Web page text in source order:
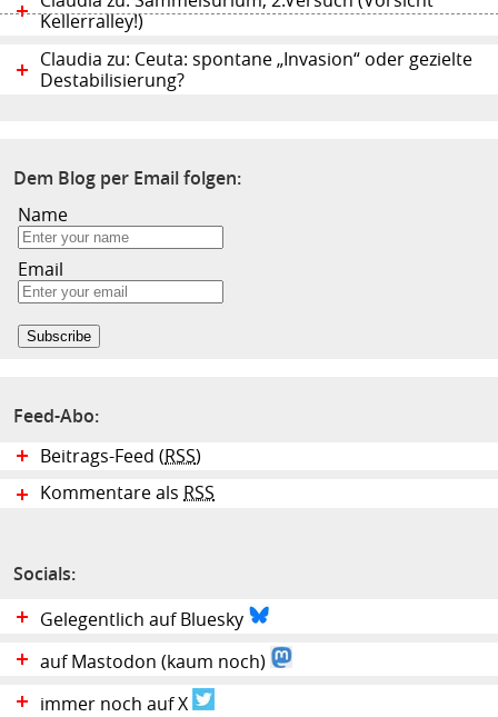
Kellerralley!)
Claudia zu: Ceuta: spontane „Invasion“ oder gezielte
Destabilisierung?
Dem Blog per Email folgen:
Name
Email
Feed-Abo:
Beitrags-Feed (RSS)
Kommentare als RSS
Socials:
Gelegentlich auf Bluesky
auf Mastodon (kaum noch)
immer noch auf X